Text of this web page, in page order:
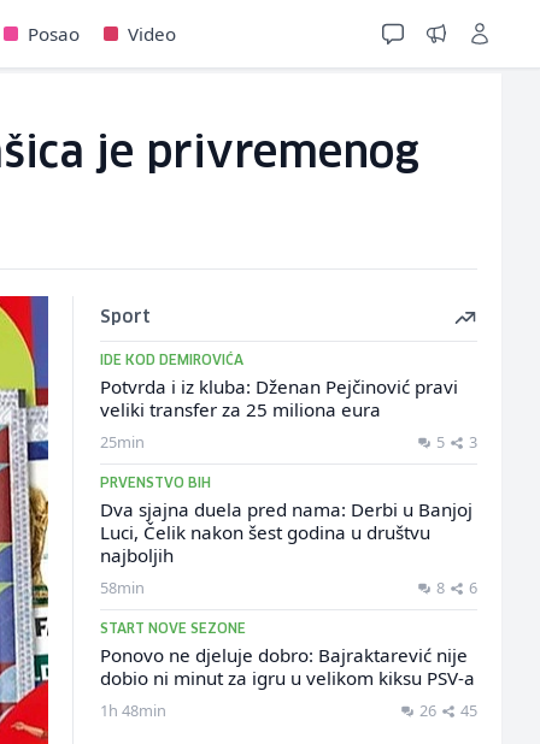
Posao Video
je privremenog
Sport
IDE KOD DEMIROVIĆA
Potvrda i iz kluba: Dženan Pejčinović pravi
veliki transfer za 25 miliona eura
25min 5 3
PRVENSTVO BIH
Dva sjajna duela pred nama: Derbi u Banjoj
Luci, Čelik nakon šest godina u društvu
najboljih
58min 8 6
START NOVE SEZONE
Ponovo ne djeluje dobro: Bajraktarević nije
dobio ni minut za igru u velikom kiksu PSV-a
1h 48min 26 45